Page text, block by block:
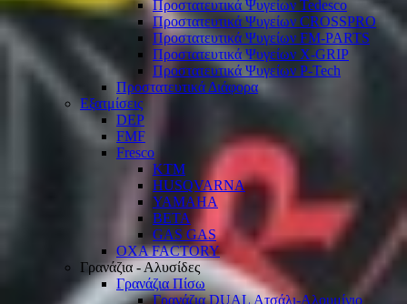
Προστατευτικά Ψυγείων Tedesco
Προστατευτικά Ψυγείων CROSSPRO
Προστατευτικά Ψυγείων FM-PARTS
Προστατευτικά Ψυγείων X-GRIP
Προστατευτικά Ψυγείων P-Tech
Προστατευτικά Διάφορα
Εξατμίσεις
DEP
FMF
Fresco
KTM
HUSQVARNA
YAMAHA
BETA
GAS GAS
OXA FACTORY
Γρανάζια - Αλυσίδες
Γρανάζια Πίσω
Γρανάζια DUAL Ατσάλι-Αλουμίνιο